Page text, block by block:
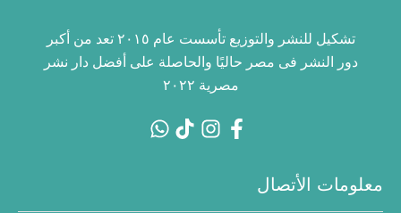
تشكيل للنشر والتوزيع تأسست عام ٢٠١٥ تعد من أكبر
دور النشر فى مصر حاليًا والحاصلة على أفضل دار نشر
مصرية ٢٠٢٢
معلومات الأتصال